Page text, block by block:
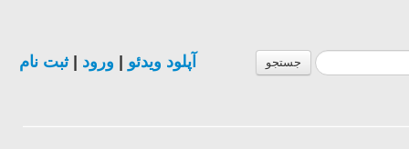
جستجو آپلود ویدئو ورود |ثبت نام